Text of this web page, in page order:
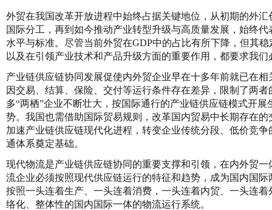
外贸在我国改革开放进程中始终占据关键地位，从初期的外
国际分工，再到如今推动产业转型升级与高质量发展，始终
水平与标准。尽管当前外贸在GDP中的占比有所下降，但其
以及在引领产业技术和产品升级方面的重要作用，都要求我
产业链供应链协同发展促使内外贸企业早在十多年前就已在
因交易、结算、保险、交付等运行条件存在差异，限制了两
多“两栖”企业不断壮大，按国际通行的产业链供应链模式开
势。我国也需借助国际贸易规则，改革国内贸易中长期存在
加速产业链供应链现代化进程，转变企业传统分段、低价竞
通体系奠定基础。
现代物流是产业链供应链协同的重要支撑和引领，在内外贸
流企业必须按照现代供应链运行的特征和趋势，成为国内国
按照一头连着生产、一头连着消费，一头连着内贸、一头连
络化、整体性的国内国际一体的物流运行系统。